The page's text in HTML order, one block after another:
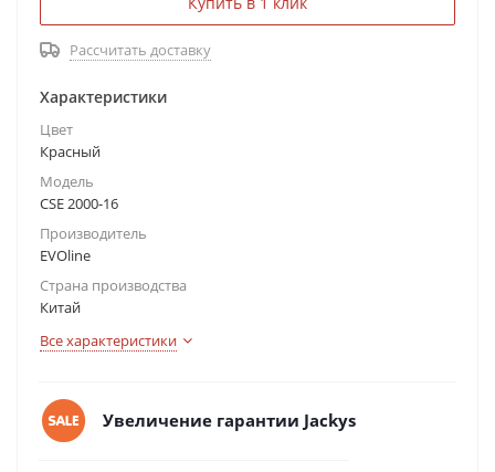
Рассчитать доставку
Характеристики
Цвет
Красный
Модель
CSE 2000-16
Производитель
EVOline
Страна производства
Китай
Все характеристики
Увеличение гарантии Jackys